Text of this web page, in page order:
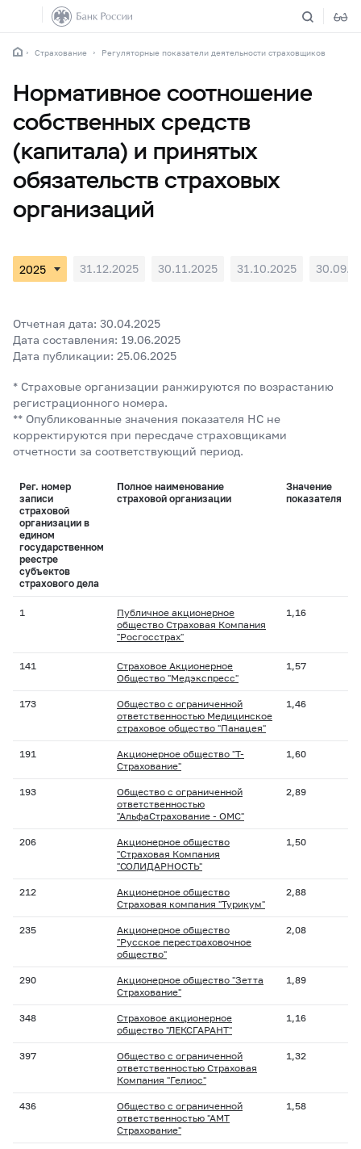
Страхование Регуляторные показатели деятельности страховщиков
Нормативное соотношение
собственных средств
(капитала) и принятых
обязательств страховых
организаций
31.12.2025 30.11.2025 31.10.2025
Отчетная дата: 30.04.2025
Дата составления: 19.06.2025
Дата публикации: 25.06.2025
* Страховые организации ранжируются по возрастанию
регистрационного номера.
** Опубликованные значения показателя НС не
корректируются при пересдаче страховщиками
отчетности за соответствующий период.
Рег. номер
записи
страховой
организации в
едином
государственном
реестре
субъектов
страхового дела
Полное наименование
страховой организации
Значение
показателя
1
Публичное акционерное
общество Страховая Компания
"Росгосстрах"
1,16
141
Страховое Акционерное
Общество "Медэкспресс"
1,57
173
Общество с ограниченной
ответственностью Медицинское
страховое общество "Панацея"
1,46
191
Акционерное общество "Т-
Страхование"
1,60
193
Общество с ограниченной
ответственностью
"АльфаСтрахование - ОМС"
2,89
206
Акционерное общество
"Страховая Компания
"СОЛИДАРНОСТЬ"
1,50
212
Акционерное общество
Страховая компания "Турикум"
2,88
235
Акционерное общество
"Русское перестраховочное
общество"
2,08
290
Акционерное общество "Зетта
Страхование"
1,89
348
Страховое акционерное
общество "ЛЕКСГАРАНТ"
1,16
397
Общество с ограниченной
ответственностью Страховая
Компания "Гелиос"
1,32
436
Общество с ограниченной
ответственностью "АМТ
Страхование"
1,58